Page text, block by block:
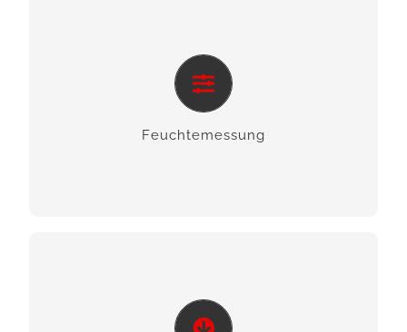
Feuchte­­messung
Feuchte­­messung
Wir erkennen freies Wasser und helfen Ihnen mit
Wir helfen Ihnen bei der Bekämpfung von